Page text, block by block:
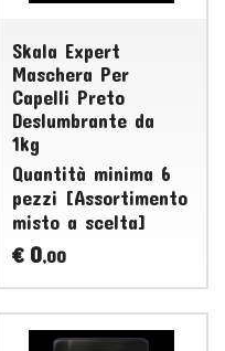
Skala Expert
Maschera Per
Capelli Preto
Deslumbrante da
1kg
Quantità minima 6
pezzi [Assortimento
misto a scelta]
€ 0,00